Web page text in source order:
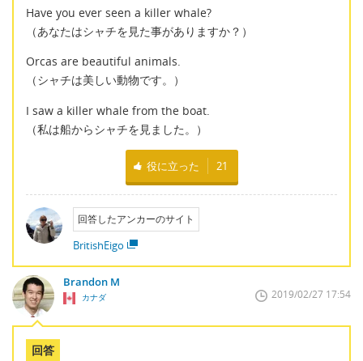
Have you ever seen a killer whale?
（あなたはシャチを見た事がありますか？）
Orcas are beautiful animals.
（シャチは美しい動物です。）
I saw a killer whale from the boat.
（私は船からシャチを見ました。）
役に立った 21
回答したアンカーのサイト
BritishEigo
Brandon M
カナダ 2019/02/27 17:54
回答